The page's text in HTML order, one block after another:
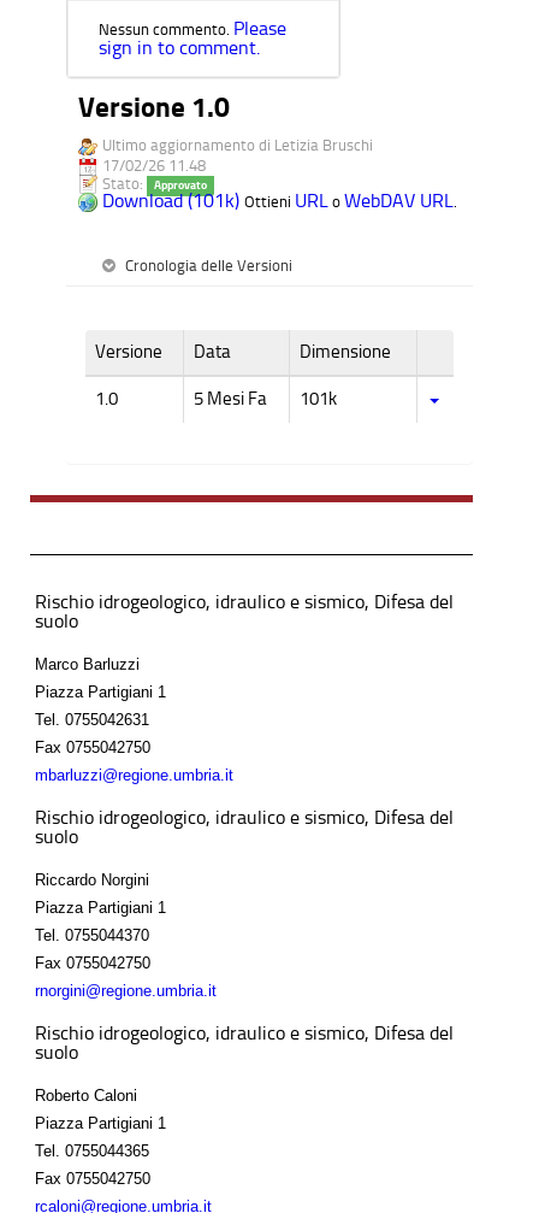
Nessun commento. Please
sign in to comment.
Versione 1.0
Ultimo aggiornamento di Letizia Bruschi
17/02/26 11.48
Stato:
Approvato
Download (101k) Ottieni URL o WebDAV URL.
Cronologia delle Versioni
Versione Data Dimensione
1.0 5 Mesi Fa 101k
Rischio idrogeologico, idraulico e sismico, Difesa del
suolo
Marco Barluzzi
Piazza Partigiani 1
Tel.
0755042631
Fax 0755042750
mbarluzzi@regione.umbria.it
Rischio idrogeologico, idraulico e sismico, Difesa del
suolo
Riccardo Norgini
Piazza Partigiani 1
Tel.
0755044370
Fax 0755042750
rnorgini@regione.umbria.it
Rischio idrogeologico, idraulico e sismico, Difesa del
suolo
Roberto Caloni
Piazza Partigiani 1
Tel.
0755044365
Fax 0755042750
rcaloni@regione.umbria.it